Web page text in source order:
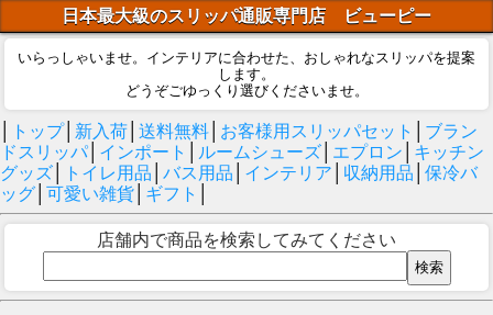
日本最大級のスリッパ通販専門店 ビューピー
いらっしゃいませ。インテリアに合わせた、おしゃれなスリッパを提案
します。
どうぞごゆっくり選びくださいませ。
トップ│ 新入荷 送料無料 お客様用スリッパセット
ブラン
ドスリッパ│ インポート ルームシューズ エプロン
キッチン
グッズ
トイレ用品 バス用品 インテリア 収納用品
保冷バ
ッグ 可愛い雑貨 ギフト
店舗内で商品を検索してみてください